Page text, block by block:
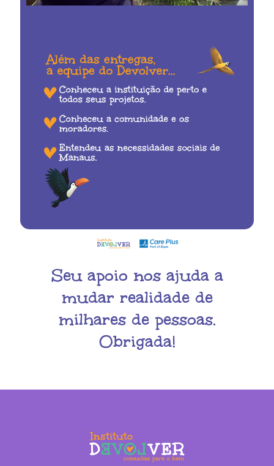
Seu apoio nos ajuda a
mudar realidade de
milhares de pessoas.
Obrigada!